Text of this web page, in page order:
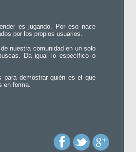
es jugando. Por eso nace
por los propios usuarios.
nuestra comunidad en un solo
Da igual lo específico o
para demostrar quién es el que
en forma.